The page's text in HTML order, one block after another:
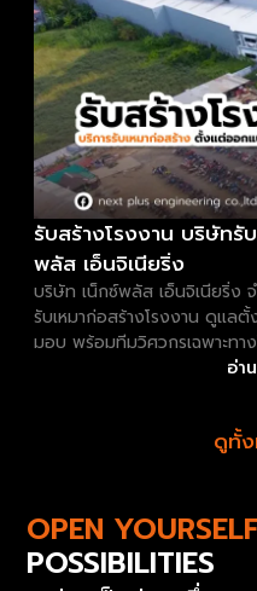
รับสร้างโรงงาน บริษัทรั
พลัส เอ็นจิเนียริ่ง
บริษัท เน็กซ์พลัส เอ็นจิเนียริ่ง
รับเหมาก่อสร้างโรงงาน ดูแ
มอบ พร้อมทีมวิศวกรเฉพาะทา
อ่า
ดูทั้
OPEN
POSSIBILITIES